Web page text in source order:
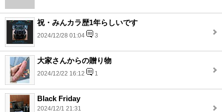
祝・みんカラ歴1年らしいです
2024/12/28 01:04 3
大家さんからの贈り物
2024/12/22 16:12 1
Black Friday
2024/12/1 21:31